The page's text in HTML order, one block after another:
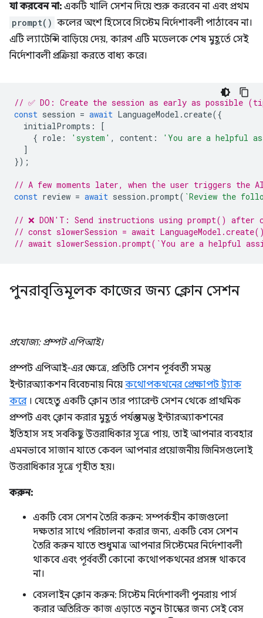
যা করবেন না: একটি খালি সেশন দিয়ে শুরু করবেন না এবং প্রথম
prompt() কলের অংশ হিসেবে সিস্টেম নির্দেশাবলী পাঠাবেন না।
এটি ল্যাটেন্সি বাড়িয়ে দেয়, কারণ এটি মডেলকে শেষ মুহূর্তে সেই
নির্দেশাবলী প্রক্রিয়া করতে বাধ্য করে।
// ✅ DO: Create the session as early as possible
const session = await LanguageModel .create({
initialPrompts :
[
{ role : 'system' , content :
'You are a helpful
]
});
// A few moments later, when the user triggers the
const review = await session .prompt( `Review the
// ❌ DON'T: Send instructions using prompt() after
// const slowerSession = await
// await slowerSession.prompt(`You are a helpful
পুনরাবৃত্তিমূলক কাজের জন্য ক্লোন সেশন
প্রযোজ্য: প্রম্পট এপিআই।
প্রম্পট এপিআই-এর ক্ষেত্রে, প্রতিটি সেশন পূর্ববর্তী সমস্ত
ইন্টারঅ্যাকশন বিবেচনায় নিয়ে কথোপকথনের প্রেক্ষাপট ট্র্যাক
করে। যেহেতু একটি ক্লোন তার প্যারেন্ট সেশন থেকে প্রাথমিক
প্রম্পট এবং ক্লোন করার মুহূর্ত পর্যন্ত সমস্ত ইন্টারঅ্যাকশনের
ইতিহাস সহ সবকিছু উত্তরাধিকার সূত্রে পায়, তাই আপনার ব্যবহার
এমনভাবে সাজান যাতে কেবল আপনার প্রয়োজনীয় জিনিসগুলোই
উত্তরাধিকার সূত্রে গৃহীত হয়।
করুন:
একটি বেস সেশন তৈরি করুন: সম্পর্কহীন কাজগুলো
দক্ষতার সাথে পরিচালনা করার জন্য, একটি বেস সেশন
তৈরি করুন যাতে শুধুমাত্র আপনার সিস্টেমের নির্দেশাবলী
থাকবে এবং পূর্ববর্তী কোনো কথোপকথনের প্রসঙ্গ থাকবে
না।
বেসলাইন ক্লোন করুন: সিস্টেম নির্দেশাবলী পুনরায় পার্স
করার অতিরিক্ত কাজ এড়াতে নতুন টাস্কের জন্য সেই বেস